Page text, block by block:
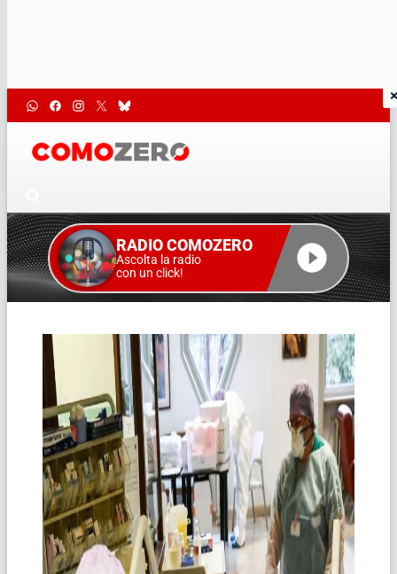
RADIO COMOZERO
Ascolta la radio
con un click!